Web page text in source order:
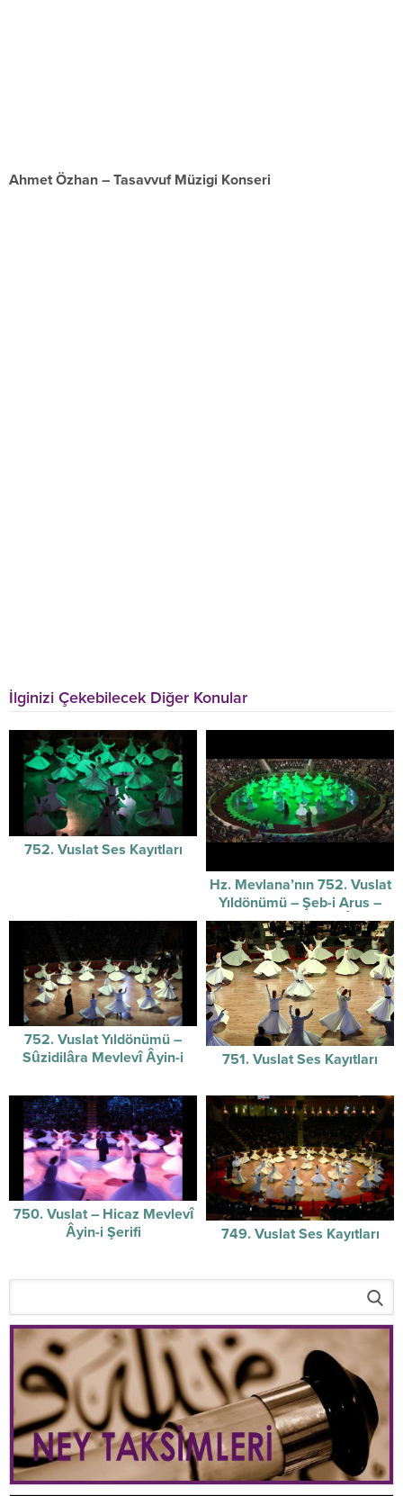
Ahmet Özhan – Tasavvuf Müzigi Konseri
İlginizi Çekebilecek Diğer Konular
752. Vuslat Ses Kayıtları
Hz. Mevlana’nın 752. Vuslat
Yıldönümü – Şeb-i Arus –
Sûzidilârâ Mevlevî Âyin-i
Şerif’i
752. Vuslat Yıldönümü –
Sûzidilâra Mevlevî Âyin-i
751. Vuslat Ses Kayıtları
750. Vuslat – Hicaz Mevlevî
Âyin-i Şerifi
749. Vuslat Ses Kayıtları